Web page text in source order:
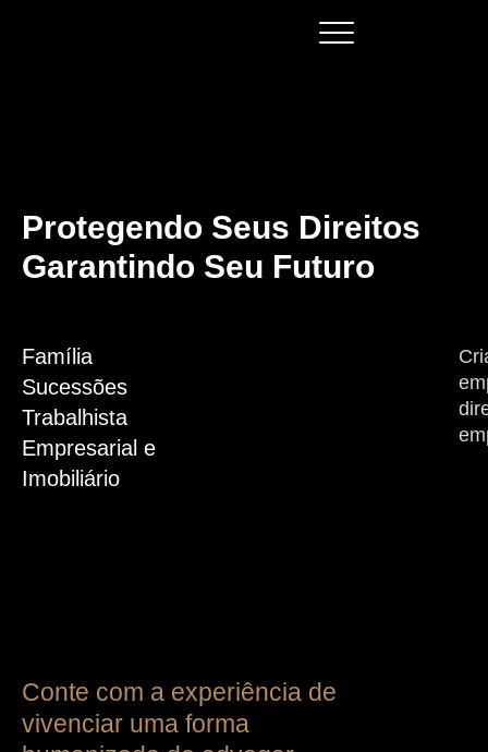
Protegendo Seus Direitos
Garantindo Seu Futuro
Família
Sucessões
Trabalhista
Empresarial e
Imobiliário
Conte com a experiência de
vivenciar uma forma